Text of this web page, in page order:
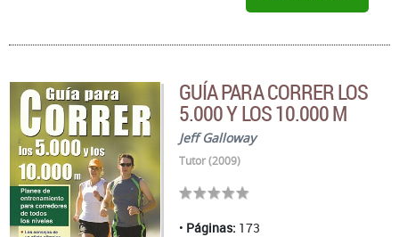
GUÍA PARA CORRER LOS
5.000 Y LOS 10.000 M
Jeff Galloway
Tutor (2009)
Páginas: 173